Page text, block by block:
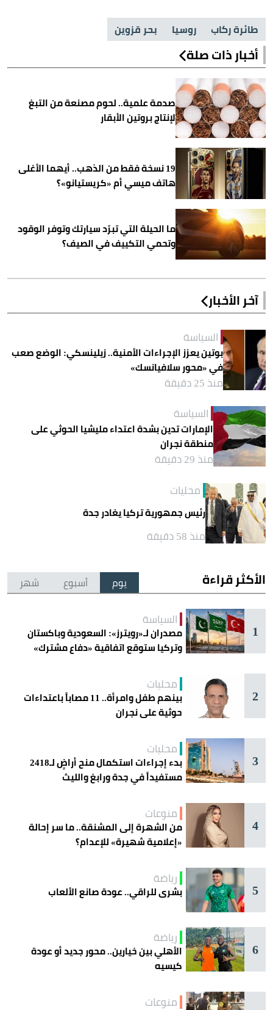
طائرة ركاب روسيا بحر قزوين
أخبار ذات صلة
صدمة علمية.. لحوم مصنعة من التبغ
لإنتاج بروتين الأبقار
19 نسخة فقط من الذهب.. أيهما الأغلى
هاتف ميسي أم «كريستيانو»؟
ما الحيلة التي تبرّد سيارتك وتوفر الوقود
وتحمي التكييف في الصيف؟
آخر الأخبار
السياسة
بوتين يعزز الإجراءات الأمنية.. زيلينسكي: الوضع صعب
في «محور سلافيانسك»
منذ 25 دقيقة
السياسة
الإمارات تدين بشدة اعتداء مليشيا الحوثي على
منطقة نجران
منذ 29 دقيقة
محليات
رئيس جمهورية تركيا يغادر جدة
منذ 58 دقيقة
الأكثر قراءة يوم أسبوع شهر
1
السياسة
مصدران لـ«رويترز»: السعودية وباكستان
وتركيا ستوقع اتفاقية «دفاع مشترك»
2
محليات
بينهم طفل وامرأة.. 11 مصاباً باعتداءات
حوثية على نجران
3
محليات
بدء إجراءات استكمال منح أراضٍ لـ2418
مستفيداً في جدة ورابغ والليث
4
منوعات
من الشهرة إلى المشنقة.. ما سر إحالة
«إعلامية شهيرة» للإعدام؟
5
رياضة
بشرى للراقي.. عودة صانع الألعاب
6
رياضة
الأهلي بين خيارين.. محور جديد أو عودة
كيسيه
منوعات